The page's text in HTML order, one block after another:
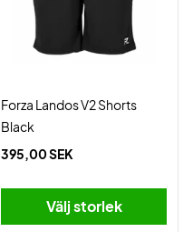
Forza Landos V2 Shorts
Black
395,00 SEK
Välj storlek